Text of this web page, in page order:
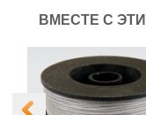
ВМЕСТЕ С